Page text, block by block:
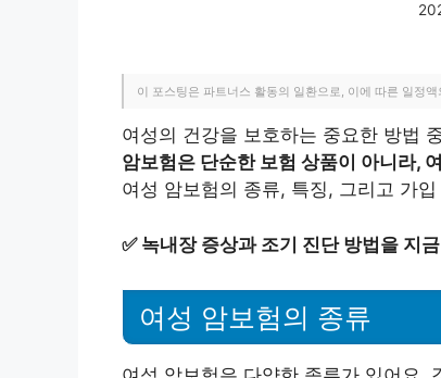
이 포스팅은 파트너스 활동의 일환으로, 이에 따른 일정
여성의 건강을 보호하는 중요한 방법
암보험은 단순한 보험 상품이 아니라,
여성 암보험의 종류, 특징, 그리고 가
✅ 녹내장 증상과 조기 진단 방법을 지
여성 암보험의 종류